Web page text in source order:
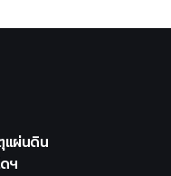
แผ่นดิน
ฯ